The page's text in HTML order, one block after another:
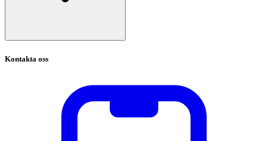
Kontakta oss